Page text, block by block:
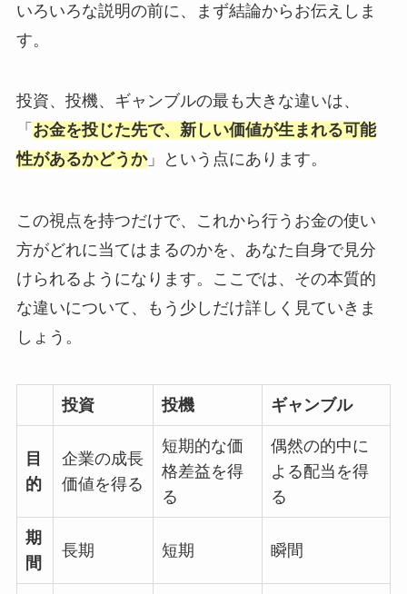
いろいろな説明の前に、まず結論からお伝えしま
す。
投資、投機、ギャンブルの最も大きな違いは、
「 お金を投じた先で、新しい価値が生まれる可能
性があるかどうか」という点にあります。
この視点を持つだけで、これから行うお金の使い
方がどれに当てはまるのかを、あなた自身で見分
けられるようになります。ここでは、その本質的
な違いについて、もう少しだけ詳しく見ていきま
しょう。
投資 投機 ギャンブル
目
的
企業の成長
価値を得る
短期的な価
格差益を得
る
偶然の的中に
よる配当を得
る
期
間
長期 短期 瞬間